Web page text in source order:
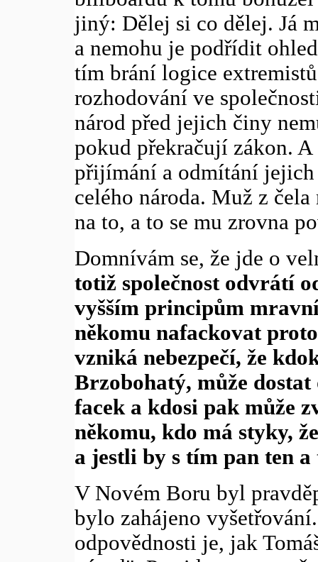
jiný: Dělej si co dělej. Já
a nemohu je podřídit
tím brání logice
rozhodování ve
národ před jejich činy
pokud překračují zákon.
přijímání a odmítání jejich
celého národa. Muž z
na to, a to se mu zrovna
Domnívám se, že jde o
totiž společnost odvrátí
vyšším principům
někomu nafackovat
vzniká nebezpečí, že
Brzobohatý, může
facek a kdosi pak může
někomu, kdo má styky,
a jestli by s tím pan ten a
V Novém Boru byl
bylo zahájeno
odpovědnosti je, jak